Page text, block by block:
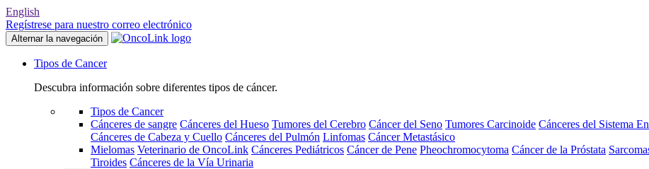
English
Regístrese para nuestro correo electrónico
Alternar la navegación
Tipos de Cancer
Descubra información sobre diferentes tipos de cáncer.
Tipos de Cancer
Cánceres de sangre Cánceres del Hueso Tumores del Cerebro Cáncer del Seno Tumores Carcinoide Cánceres del Sistema
Cánceres de Cabeza y Cuello Cánceres del Pulmón Linfomas Cáncer Metastásico
Mielomas Veterinario de OncoLink Cánceres Pediátricos Cáncer de Pene Pheochromocytoma Cáncer de la Próstata
Tiroides Cánceres de la Vía Urinaria